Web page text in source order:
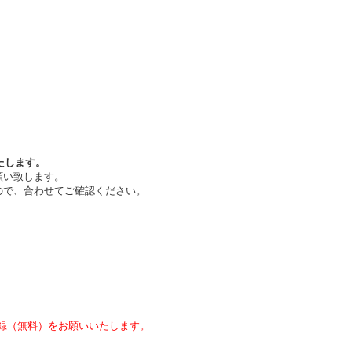
ます。
致します。
、合わせてご確認ください。
無料）をお願いいたします。